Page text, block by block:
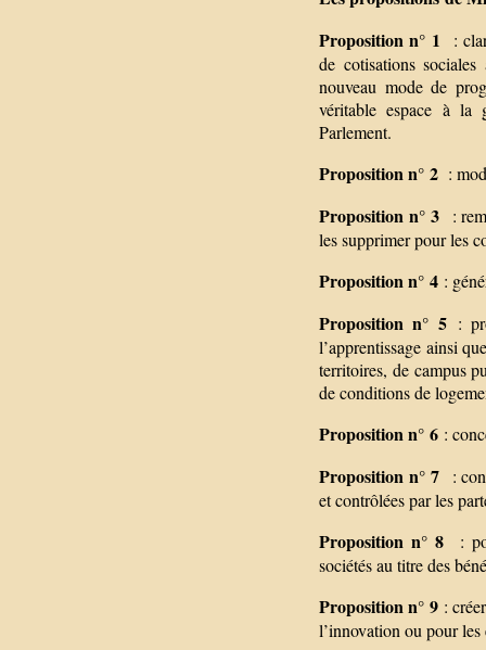
Proposition n° 1
:
de cotisations
nouveau mode de
véritable espace à la
Parlement.
Proposition n° 2 :
Proposition n° 3
:
les supprimer pour les
Proposition n° 4 :
Proposition n° 5 :
l’apprentissage ainsi
territoires, de campus
de conditions de
Proposition n° 6 :
Proposition n° 7
:
et contrôlées par les
Proposition n° 8
:
sociétés au titre des
Proposition n° 9 :
l’innovation ou pour les